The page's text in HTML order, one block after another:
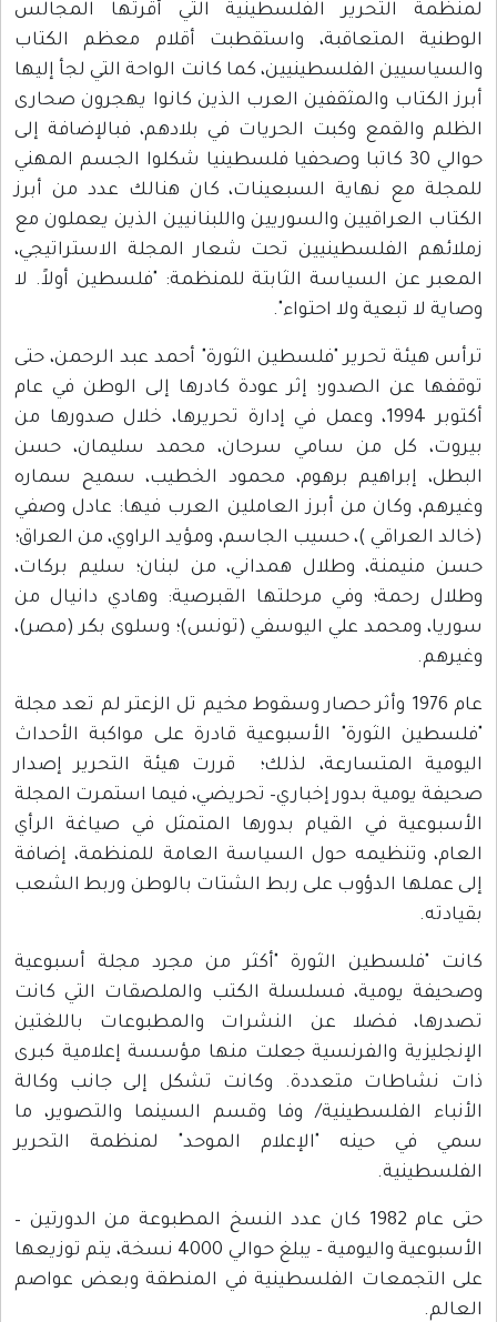
لمنظمة التحرير الفلسطينية التي أقرتها المجالس
الوطنية المتعاقبة، واستقطبت أقلام معظم الكتاب
والسياسيين الفلسطينيين، كما كانت الواحة التي لجأ إليها
أبرز الكتاب والمثقفين العرب الذين كانوا يهجرون صحارى
الظلم والقمع وكبت الحريات في بلادهم، فبالإضافة إلى
حوالي 30 كاتبا وصحفيا فلسطينيا شكلوا الجسم المهني
للمجلة مع نهاية السبعينات، كان هنالك عدد من أبرز
الكتاب العراقيين والسوريين واللبنانيين الذين يعملون مع
زملائهم الفلسطينيين تحت شعار المجلة الاستراتيجي،
المعبر عن السياسة الثابتة للمنظمة: "فلسطين أولاً. لا
وصاية لا تبعية ولا احتواء".
ترأس هيئة تحرير "فلسطين الثورة" أحمد عبد الرحمن، حتى
توقفها عن الصدور؛ إثر عودة كادرها إلى الوطن في عام
أكتوبر 1994، وعمل في إدارة تحريرها، خلال صدورها من
بيروت، كل من سامي سرحان، محمد سليمان، حسن
البطل، إبراهيم برهوم، محمود الخطيب، سميح سماره
وغيرهم، وكان من أبرز العاملين العرب فيها: عادل وصفي
(خالد العراقي )، حسيب الجاسم، ومؤيد الراوي، من العراق؛
حسن منيمنة، وطلال همداني، من لبنان؛ سليم بركات،
وطلال رحمة؛ وفي مرحلتها القبرصية: وهادي دانيال من
سوريا، ومحمد علي اليوسفي (تونس)؛ وسلوى بكر (مصر)،
وغيرهم.
عام 1976 وأثر حصار وسقوط مخيم تل الزعتر لم تعد مجلة
"فلسطين الثورة" الأسبوعية قادرة على مواكبة الأحداث
اليومية المتسارعة، لذلك؛ قررت هيئة التحرير إصدار
صحيفة يومية بدور إخباري– تحريضي، فيما استمرت المجلة
الأسبوعية في القيام بدورها المتمثل في صياغة الرأي
العام، وتنظيمه حول السياسة العامة للمنظمة، إضافة
إلى عملها الدؤوب على ربط الشتات بالوطن وربط الشعب
بقيادته.
كانت "فلسطين الثورة "أكثر من مجرد مجلة أسبوعية
وصحيفة يومية، فسلسلة الكتب والملصقات التي كانت
تصدرها، فضلا عن النشرات والمطبوعات باللغتين
الإنجليزية والفرنسية جعلت منها مؤسسة إعلامية كبرى
ذات نشاطات متعددة. وكانت تشكل إلى جانب وكالة
الأنباء الفلسطينية/ وفا وقسم السينما والتصوير، ما
سمي في حينه "الإعلام الموحد" لمنظمة التحرير
الفلسطينية.
حتى عام 1982 كان عدد النسخ المطبوعة من الدورتين –
الأسبوعية واليومية – يبلغ حوالي 4000 نسخة، يتم توزيعها
على التجمعات الفلسطينية في المنطقة وبعض عواصم
العالم.